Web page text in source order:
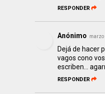
RESPONDER
Anónimo marzo
Dejá de hacer
vagos cono
escriben...
RESPONDER